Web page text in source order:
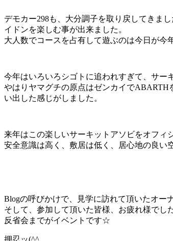
デモカー298も、大分調子を取り戻してきま
イドンを楽しむ事が出来ました。
大人数でコースを占有して遊ぶのは今日が今
今年はいろいろシゴトに追われすぎて、サー
やはりヤマグチの原点はゼンカイで
い出した感じがしました。
来年はこの楽しいサーキットアソビをオフィ
安全意識は高く、敷居は低く、居心地の良い
Blogの呼びかけで、見学に訪れて頂いたオ
そして、参加して頂いた皆様、お疲れ様でした
反省会までがイベントです☆